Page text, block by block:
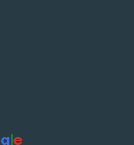
gle